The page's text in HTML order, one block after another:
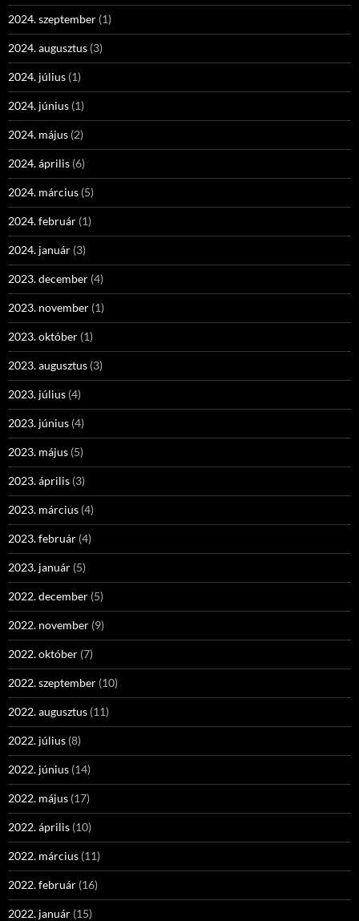
2024. szeptember (1)
2024. augusztus (3)
2024. július (1)
2024. június (1)
2024. május (2)
2024. április (6)
2024. március (5)
2024. február (1)
2024. január (3)
2023. december (4)
2023. november (1)
2023. október (1)
2023. augusztus (3)
2023. július (4)
2023. június (4)
2023. május (5)
2023. április (3)
2023. március (4)
2023. február (4)
2023. január (5)
2022. december (5)
2022. november (9)
2022. október (7)
2022. szeptember (10)
2022. augusztus (11)
2022. július (8)
2022. június (14)
2022. május (17)
2022. április (10)
2022. március (11)
2022. február (16)
2022. január (15)